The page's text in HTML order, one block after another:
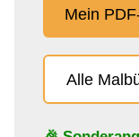
Mein
Alle